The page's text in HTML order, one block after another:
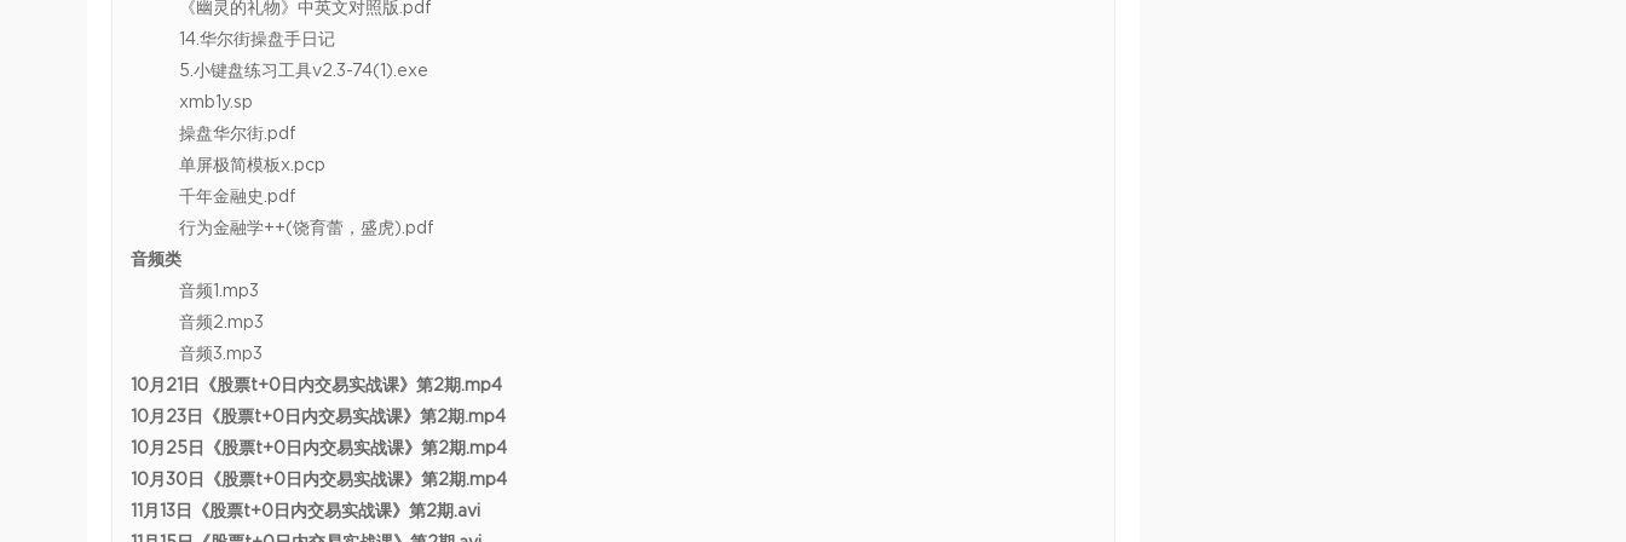
《幽灵的礼物》中英文对照版.pdf
14.华尔街操盘手日记
5.小键盘练习工具v2.3-74(1).exe
xmb1y.sp
操盘华尔街.pdf
单屏极简模板x.pcp
千年金融史.pdf
行为金融学++(饶育蕾，盛虎).pdf
音频类
音频1.mp3
音频2.mp3
音频3.mp3
10月21日《股票t+0日内交易实战课》第2期.mp4
10月23日《股票t+0日内交易实战课》第2期.mp4
10月25日《股票t+0日内交易实战课》第2期.mp4
10月30日《股票t+0日内交易实战课》第2期.mp4
11月13日《股票t+0日内交易实战课》第2期.avi